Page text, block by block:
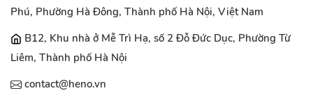
Phú, Phường Hà Đông, Thành phố Hà Nội, Việt Nam
B12, Khu nhà ở Mễ Trì Hạ, số 2 Đỗ Đức Dục, Phường Từ
Liêm, Thành phố Hà Nội
contact@heno.vn